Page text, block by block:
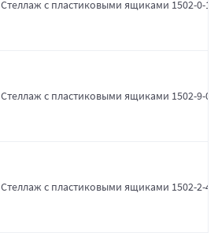
Стеллаж с пластиковыми ящиками 1502-0-
Стеллаж с пластиковыми ящиками 1502-9-0-
Стеллаж с пластиковыми ящиками 1502-2-4-